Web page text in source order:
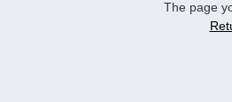
The page